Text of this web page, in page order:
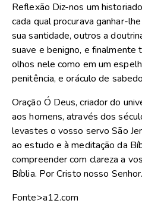
Reflexão Diz-nos um
cada qual procurava ganhar-
sua santidade, outros a
suave e benigno, e
olhos nele como em um
penitência, e oráculo de
Oração Ó Deus, criador do
aos homens, através dos
levastes o vosso servo São
ao estudo e à meditação da
compreender com clareza a
Bíblia. Por Cristo nosso
Fonte>a12.com